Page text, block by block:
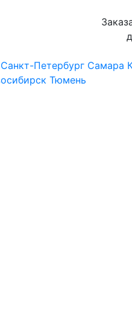
Санкт-Петербург Самара
Тюмень